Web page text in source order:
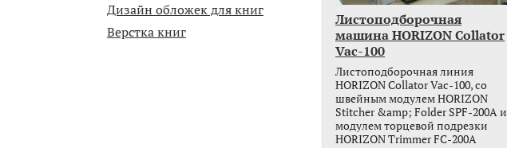
Дизайн обложек для книг
Верстка книг
Листоподборочная
машина HORIZON Collator
Vac-100
Листоподборочная линия
HORIZON Collator Vac-100, со
швейным модулем HORIZON
Stitcher &amp; Folder SPF-200A и
модулем торцевой подрезки
HORIZON Trimmer FC-200A